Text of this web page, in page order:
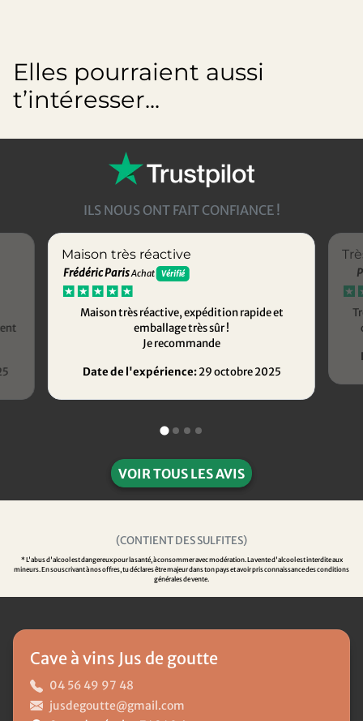
Elles pourraient aussi
t’intéresser...
ILS NOUS ONT FAIT CONFIANCE !
Maison très réactive
Frédéric ParisAchat Vérifié
Maison très réactive, expédition rapide et
emballage très sûr !
Je recommande
Date de l'expérience:29 octobre 2025
VOIR TOUS LES AVIS
(CONTIENT DES SULFITES)
* L'abus d'alcool est dangereux pour la santé, à consommer avec modération. La vente d'alcool est interdite aux
mineurs. En souscrivant à nos offres, tu déclares être majeur dans ton pays et avoir pris connaissance des conditions
générales de vente.
Cave à vins Jus de goutte
04 56 49 97 48
jusdegoutte@gmail.com